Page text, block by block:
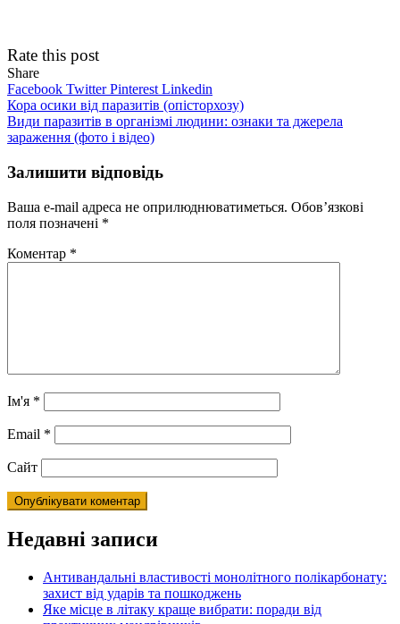
Rate this post
Share
Facebook TwitterPinterest Linkedin
Навігація
записів
Кора осики від паразитів (опісторхозу)
Види паразитів в організмі людини: ознаки та джерела
зараження (фото і відео)
Залишити відповідь
Ваша e-mail адреса не оприлюднюватиметься. Обов’язкові
поля позначені *
Коментар *
Ім'я *
Email *
Сайт
Недавні записи
Антивандальні властивості монолітного полікарбонату:
захист від ударів та пошкоджень
Яке місце в літаку краще вибрати: поради від